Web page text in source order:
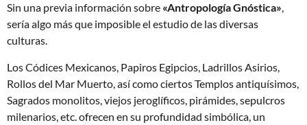
Sin una previa información sobre «Antropología Gnóstica»,
sería algo más que imposible el estudio de las diversas
culturas.
Los Códices Mexicanos, Papiros Egipcios, Ladrillos Asirios,
Rollos del Mar Muerto, así como ciertos Templos antiquísimos,
Sagrados monolitos, viejos jeroglíficos, pirámides, sepulcros
milenarios, etc. ofrecen en su profundidad simbólica, un